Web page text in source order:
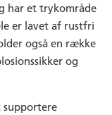
har et trykområde
er lavet af rustfri
også en række
og
supportere